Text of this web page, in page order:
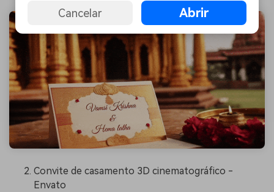
Convite de casamento 3D cinematográfico -
Envato
Cancelar Abrir